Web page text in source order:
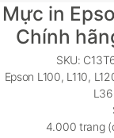
Mực in
Chính
SKU:
Epson L100, L110,
4.000 trang